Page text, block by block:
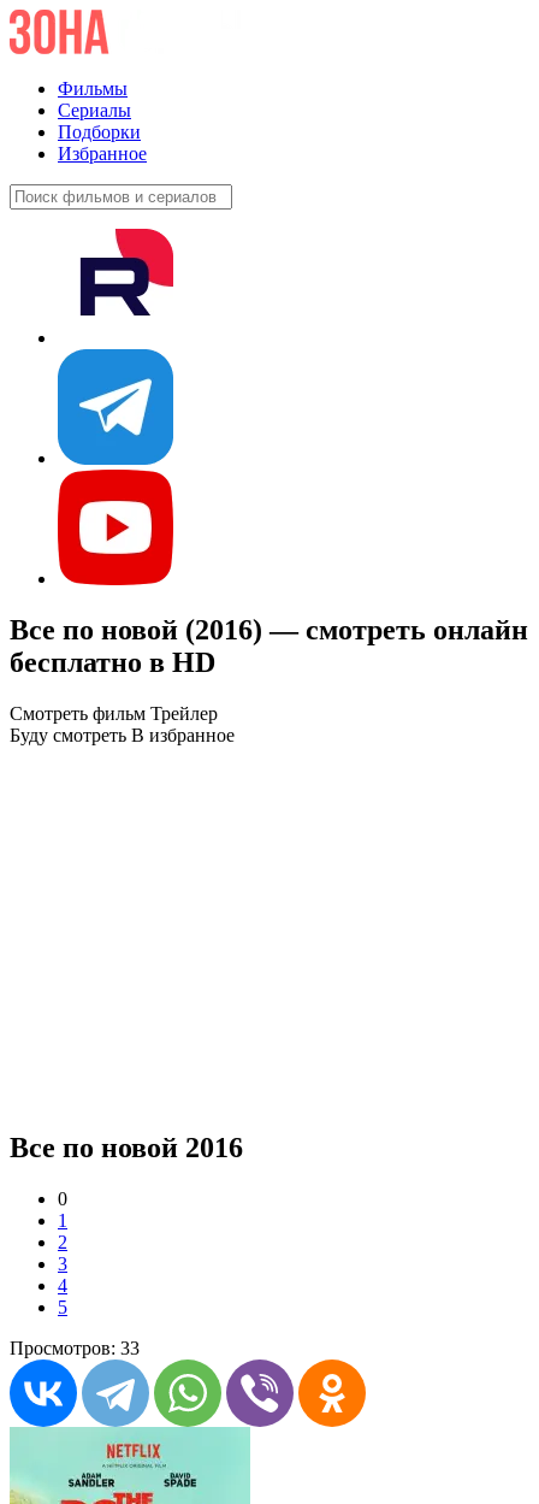
Фильмы
Сериалы
Подборки
Избранное
Все по новой (2016) — смотреть онлайн
бесплатно в HD
Смотреть фильм Трейлер
Буду смотреть В избранное
Все по новой 2016
0
1
2
3
4
5
Просмотров: 33